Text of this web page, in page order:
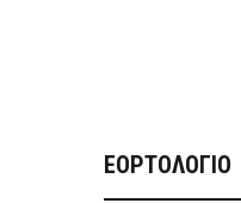
ΕΟΡΤΟΛΟΓΙΟ